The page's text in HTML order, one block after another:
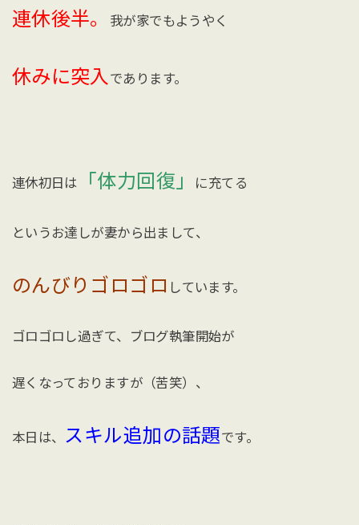
連休後半。 我が家でもようやく
休みに突入 であります。
連休初日は 「体力回復」 に充てる
というお達しが妻から出まして、
のんびりゴロゴロ しています。
ゴロゴロし過ぎて、ブログ執筆開始が
遅くなっておりますが（苦笑）、
本日は、 スキル追加の話題です。